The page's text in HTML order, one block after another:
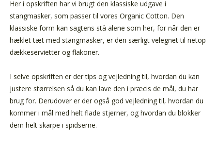
Her i opskriften har vi brugt den klassiske udgave i
stangmasker, som passer til vores Organic Cotton. Den
klassiske form kan sagtens stå alene som her, for når den er
hæklet tæt med stangmasker, er den særligt velegnet til netop
dækkeservietter og flakoner.
I selve opskriften er der tips og vejledning til, hvordan du kan
justere størrelsen så du kan lave den i præcis de mål, du har
brug for. Derudover er der også god vejledning til, hvordan du
kommer i mål med helt flade stjerner, og hvordan du blokker
dem helt skarpe i spidserne.